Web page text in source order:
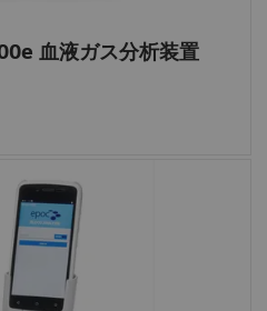
血液ガス分析装置
理で時間を節約
ガス分析装置を
ョンのリモート・カ